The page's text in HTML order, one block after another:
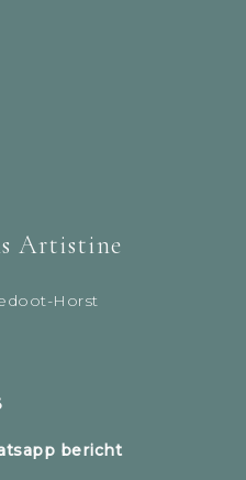
Artistine
Horst
bericht